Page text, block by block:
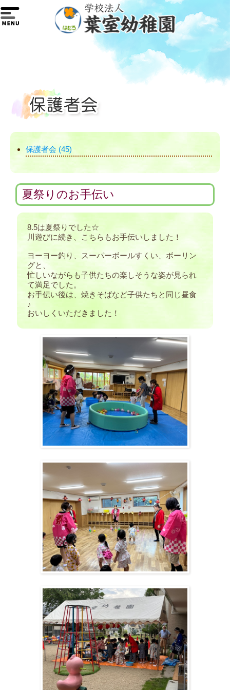
保護者会 (45)
夏祭りのお手伝い
8.5は夏祭りでした☆
川遊びに続き、こちらもお手伝いしました！
ヨーヨー釣り、スーパーボールすくい、ボーリン
グと、
忙しいながらも子供たちの楽しそうな姿が見られ
て満足でした。
お手伝い後は、焼きそばなど子供たちと同じ昼食
♪
おいしくいただきました！